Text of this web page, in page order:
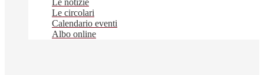
Le notizie
Le circolari
Calendario eventi
Albo online